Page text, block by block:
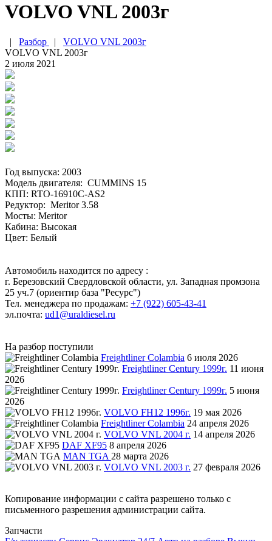
VOLVO VNL 2003г
| Разбор | VOLVO VNL 2003г
VOLVO VNL 2003г
2 июля 2021
Год выпуска: 2003
Модель двигателя: CUMMINS 15
КПП: RTO-16910C-AS2
Редуктор: Meritor 3.58
Мосты: Meritor
Кабина: Высокая
Цвет: Белый
Автомобиль находится по адресу :
г. Березовский Свердловской области, ул. Западная промзона
25 уч.7 (ориентир база "Ресурс")
Тел. менеджера по продажам: +7 (922) 605-43-41
эл.почта: ud1@uraldiesel.ru
На разбор поступили
Freightliner Colambia 6 июля 2026
Freightliner Century 1999г. 11 июня
2026
Freightliner Century 1999г. 5 июня
2026
VOLVO FH12 1996г. 19 мая 2026
Freightliner Colambia 24 апреля 2026
VOLVO VNL 2004 г. 14 апреля 2026
DAF XF95 8 апреля 2026
MAN TGA 28 марта 2026
VOLVO VNL 2003 г. 27 февраля 2026
Копирование информации с сайта разрешено только с
письменного разрешения администрации сайта.
Запчасти